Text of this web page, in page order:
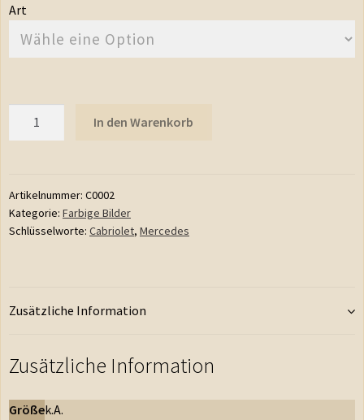
Art
In den Warenkorb
Artikelnummer: C0002
Kategorie: Farbige Bilder
Schlüsselworte: Cabriolet, Mercedes
Zusätzliche Information
Zusätzliche Information
Größek.A.